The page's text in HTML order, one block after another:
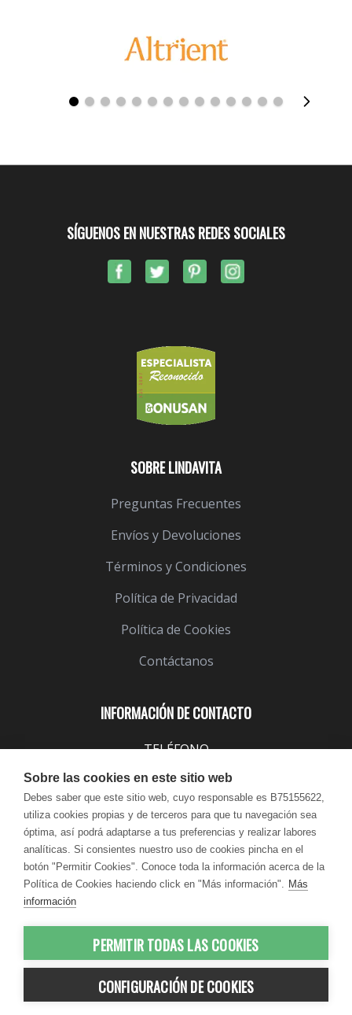
INFORMACIÓN DE CONTACTO
TELÉFONO
EMAIL
info@lindavita.com
HORARIO
Lun - Jue / 9:00 - 18:30
Vie / 9:00 - 17:30
SOBRE LINDAVITA
Preguntas Frecuentes
Envíos y Devoluciones
Términos y Condiciones
Política de Privacidad
Política de Cookies
Contáctanos
SÍGUENOS EN NUESTRAS REDES SOCIALES
© 2012-2026 LindaVita - Todos los
derechos reservados
Sobre las cookies en este sitio web
Debes saber que este sitio web, cuyo responsable es B75155622,
utiliza cookies propias y de terceros para que tu navegación sea
óptima, así podrá adaptarse a tus preferencias y realizar labores
analíticas. Si consientes nuestro uso de cookies pincha en el
botón "Permitir Cookies". Conoce toda la información acerca de la
Política de Cookies haciendo click en "Más información". Más
información
PERMITIR TODAS LAS COOKIES
CONFIGURACIÓN DE COOKIES